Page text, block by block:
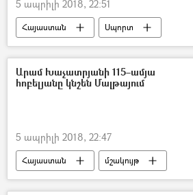
5 ապրիլի 2018, 22:51
Հայաստան Սպորտ
Արամ Խաչատրյանի 115–ամյա
հոբելյանը կնշեն Մալթայում
5 ապրիլի 2018, 22:47
Հայաստան մշակույթ